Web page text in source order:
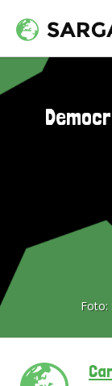
Foto: